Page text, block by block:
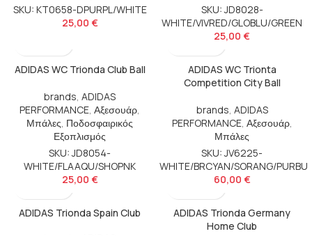
SKU: KT0658-DPURPL/WHITE
25,00 €
SKU: JD8028-
WHITE/VIVRED/GLOBLU/GREEN
25,00 €
ADIDAS WC Trionda Club Ball
brands, ADIDAS
PERFORMANCE, Αξεσουάρ,
Μπάλες, Ποδοσφαιρικός
Εξοπλισμός
SKU: JD8054-
WHITE/FLAAQU/SHOPNK
25,00 €
ADIDAS WC Trionta
Competition City Ball
brands, ADIDAS
PERFORMANCE, Αξεσουάρ,
Μπάλες
SKU: JV6225-
WHITE/BRCYAN/SORANG/PURBU
60,00 €
ADIDAS Trionda Spain Club
ADIDAS Trionda Germany
Home Club